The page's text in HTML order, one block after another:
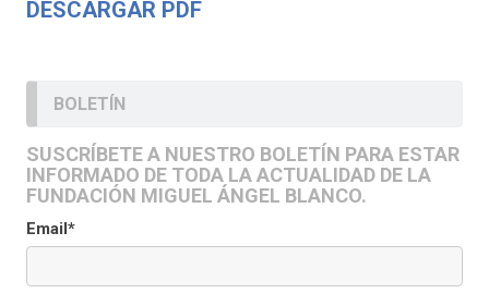
DESCARGAR PDF
BOLETÍN
SUSCRÍBETE A NUESTRO BOLETÍN PARA ESTAR
INFORMADO DE TODA LA ACTUALIDAD DE LA
FUNDACIÓN MIGUEL ÁNGEL BLANCO.
Email*